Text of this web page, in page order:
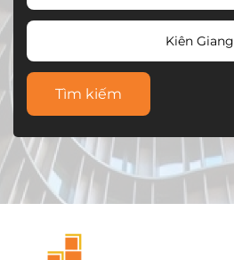
Kiên Giang
Tìm kiếm